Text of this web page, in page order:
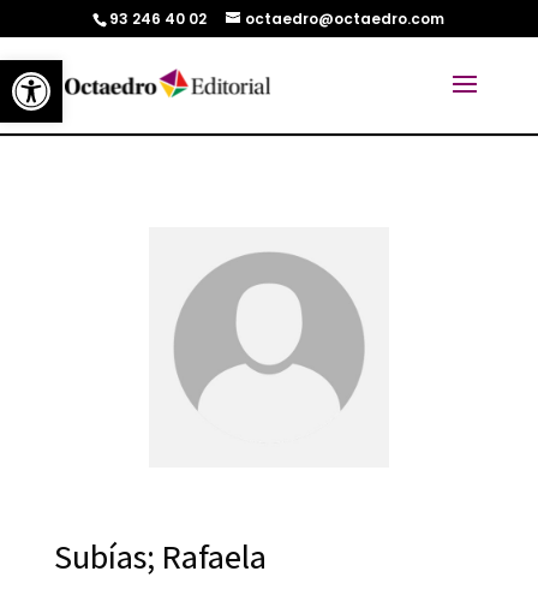
Abrir barra de herramientas
93 246 40 02 octaedro@octaedro.com
Subías; Rafaela